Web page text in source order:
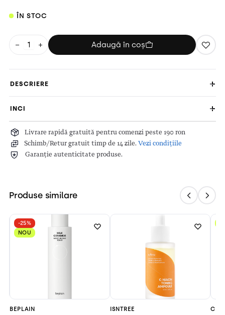
ÎN STOC
− + Adaugă în coș
DESCRIERE
INCI
Livrare rapidă gratuită pentru comenzi peste 190 ron
Schimb/Retur gratuit timp de 14 zile. Vezi condițiile
Garanție autenticitate produse.
Produse similare
-25%
NOU
BEPLAIN ISNTREE